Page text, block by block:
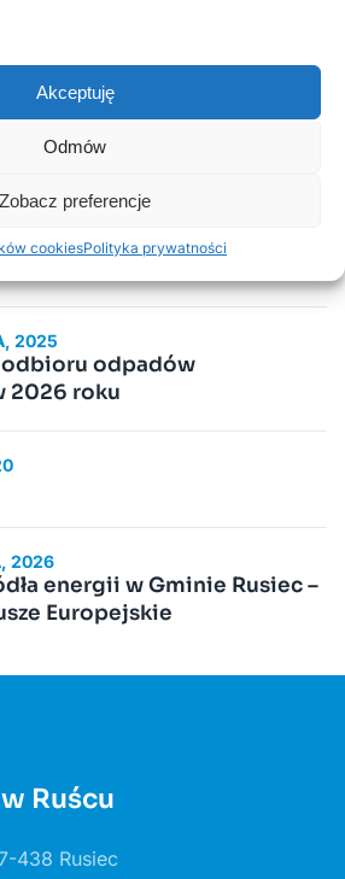
Akceptuję
Odmów
Zobacz preferencje
cookiesPolityka prywatności
wpisy
godziny otwarcia, lokalizacja i
2025
odpadów
2026 roku
2026
energii w Gminie Rusiec –
Europejskie
Ruścu
438 Rusiec